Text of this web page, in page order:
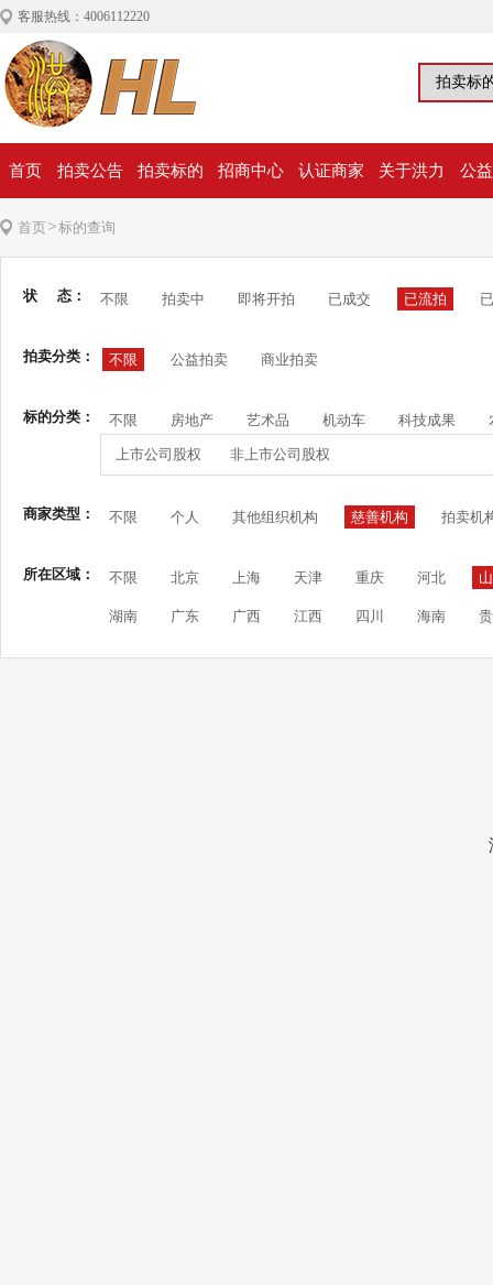
客服热线：4006112220
首页 拍卖公告 拍卖标的 招商中心 认证商家 关于洪力 公
首页>标的查询
状 态： 不限 拍卖中 即将开拍 已成交 已流拍
拍卖分类： 不限 公益拍卖 商业拍卖
标的分类： 不限 房地产 艺术品 机动车 科技成果
上市公司股权 非上市公司股权
商家类型： 不限 个人 其他组织机构 慈善机构 拍卖机
所在区域： 不限 北京 上海 天津 重庆 河北
湖南 广东 广西 江西 四川 海南